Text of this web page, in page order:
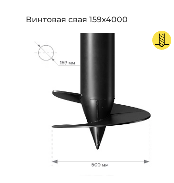
Винтовая свая 159х4000